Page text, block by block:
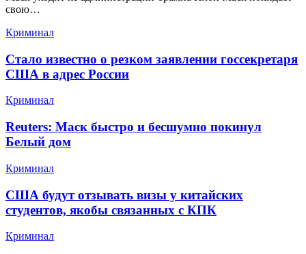
свою…
Криминал
Стало известно о резком заявлении госсекретаря
США в адрес России
Криминал
Reuters: Маск быстро и бесшумно покинул
Белый дом
Криминал
США будут отзывать визы у китайских
студентов, якобы связанных с КПК
Криминал